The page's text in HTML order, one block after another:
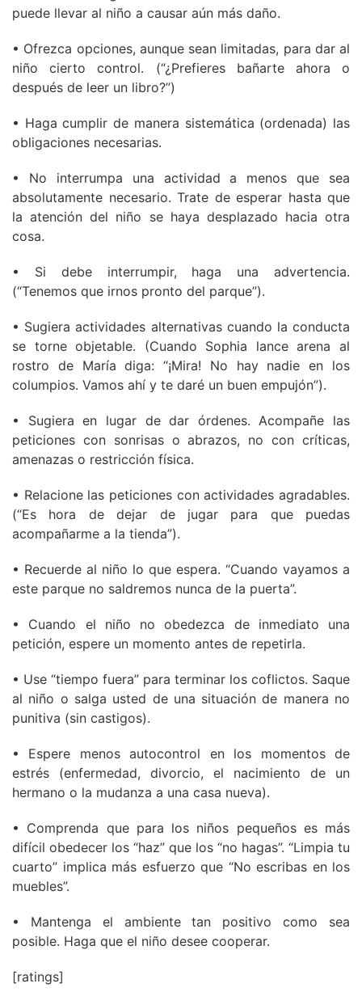
puede llevar al niño a causar aún más daño.
• Ofrezca opciones, aunque sean limitadas, para dar al
niño cierto control. (“¿Prefieres bañarte ahora o
después de leer un libro?”)
• Haga cumplir de manera sistemática (ordenada) las
obligaciones necesarias.
• No interrumpa una actividad a menos que sea
absolutamente necesario. Trate de esperar hasta que
la atención del niño se haya desplazado hacia otra
cosa.
• Si debe interrumpir, haga una advertencia.
(“Tenemos que irnos pronto del parque”).
• Sugiera actividades alternativas cuando la conducta
se torne objetable. (Cuando Sophia lance arena al
rostro de María diga: “¡Mira! No hay nadie en los
columpios. Vamos ahí y te daré un buen empujón”).
• Sugiera en lugar de dar órdenes. Acompañe las
peticiones con sonrisas o abrazos, no con críticas,
amenazas o restricción física.
• Relacione las peticiones con actividades agradables.
(“Es hora de dejar de jugar para que puedas
acompañarme a la tienda”).
• Recuerde al niño lo que espera. “Cuando vayamos a
este parque no saldremos nunca de la puerta”.
• Cuando el niño no obedezca de inmediato una
petición, espere un momento antes de repetirla.
• Use “tiempo fuera” para terminar los coflictos. Saque
al niño o salga usted de una situación de manera no
punitiva (sin castigos).
• Espere menos autocontrol en los momentos de
estrés (enfermedad, divorcio, el nacimiento de un
hermano o la mudanza a una casa nueva).
• Comprenda que para los niños pequeños es más
difícil obedecer los “haz” que los “no hagas”. “Limpia tu
cuarto” implica más esfuerzo que “No escribas en los
muebles”.
• Mantenga el ambiente tan positivo como sea
posible. Haga que el niño desee cooperar.
[ratings]